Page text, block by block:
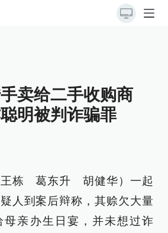
卖给二手收购商
明被判诈骗罪
王栋 葛东升 胡健华）一起
人到案后辩称，其赊欠大量
母亲办生日宴，并未想过诈